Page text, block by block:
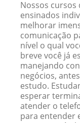
Nossos cursos
ensinados
melhorar
comunicação
nível o qual
breve você já
manejando
negócios,
estudo.
esperar
atender o
para entender